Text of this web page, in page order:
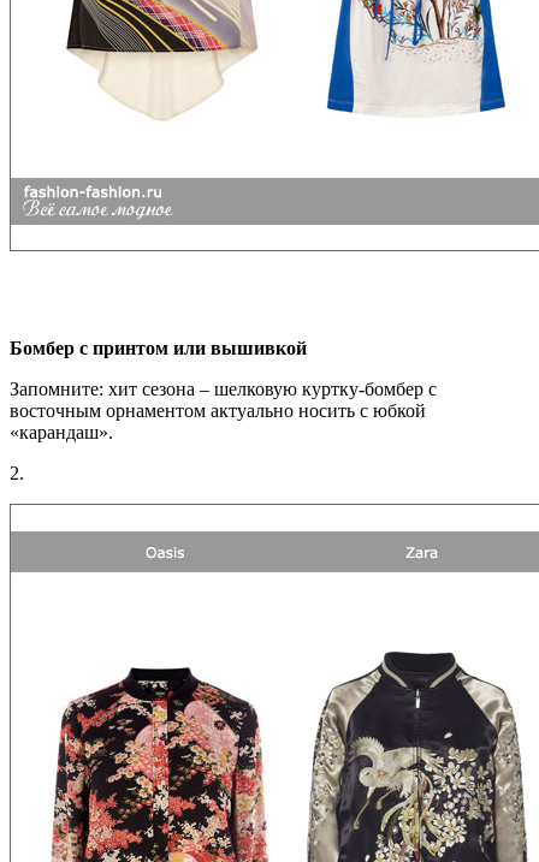
Бомбер с принтом или вышивкой
Запомните: хит сезона – шелковую куртку-бомбер с
восточным орнаментом актуально носить с юбкой
«карандаш».
2.